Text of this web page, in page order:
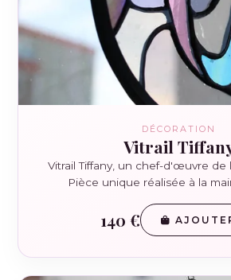
DÉCORATION
Vitrail
Vitrail Tiffany, un chef-d'œuvre de
Pièce unique réalisée à la
140 €